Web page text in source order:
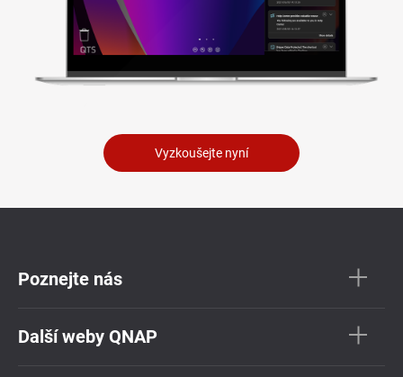
Vyzkoušejte nyní
Poznejte nás
Další weby QNAP